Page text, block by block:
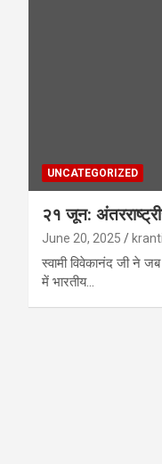
UNCATEGORIZED
२१ जून:
June 20, 2025
स्वामी विवेकानंद जी ने
में भारतीय…